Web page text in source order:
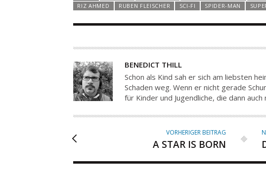
RIZ AHMED
RUBEN FLEISCHER SCI-FI SPIDER-MAN
A
U
T
O
BENEDICT THILL
Schon als Kind sah er sich am liebsten
Schaden weg. Wenn er nicht gerade
für Kinder und Jugendliche, die dann
VORHERIGER BEITRAG
A STAR IS BORN